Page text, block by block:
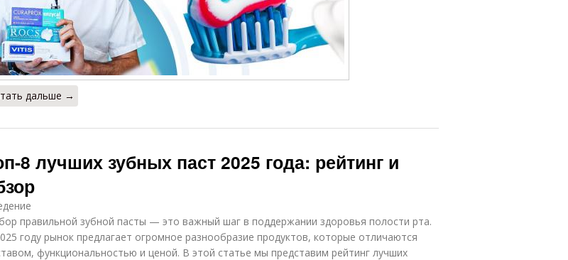
дальше →
8 лучших зубных паст 2025 года: рейтинг и
правильной зубной пасты — это важный шаг в поддержании здоровья полости рта.
году рынок предлагает огромное разнообразие продуктов, которые отличаются
функциональностью и ценой. В этой статье мы представим рейтинг лучших